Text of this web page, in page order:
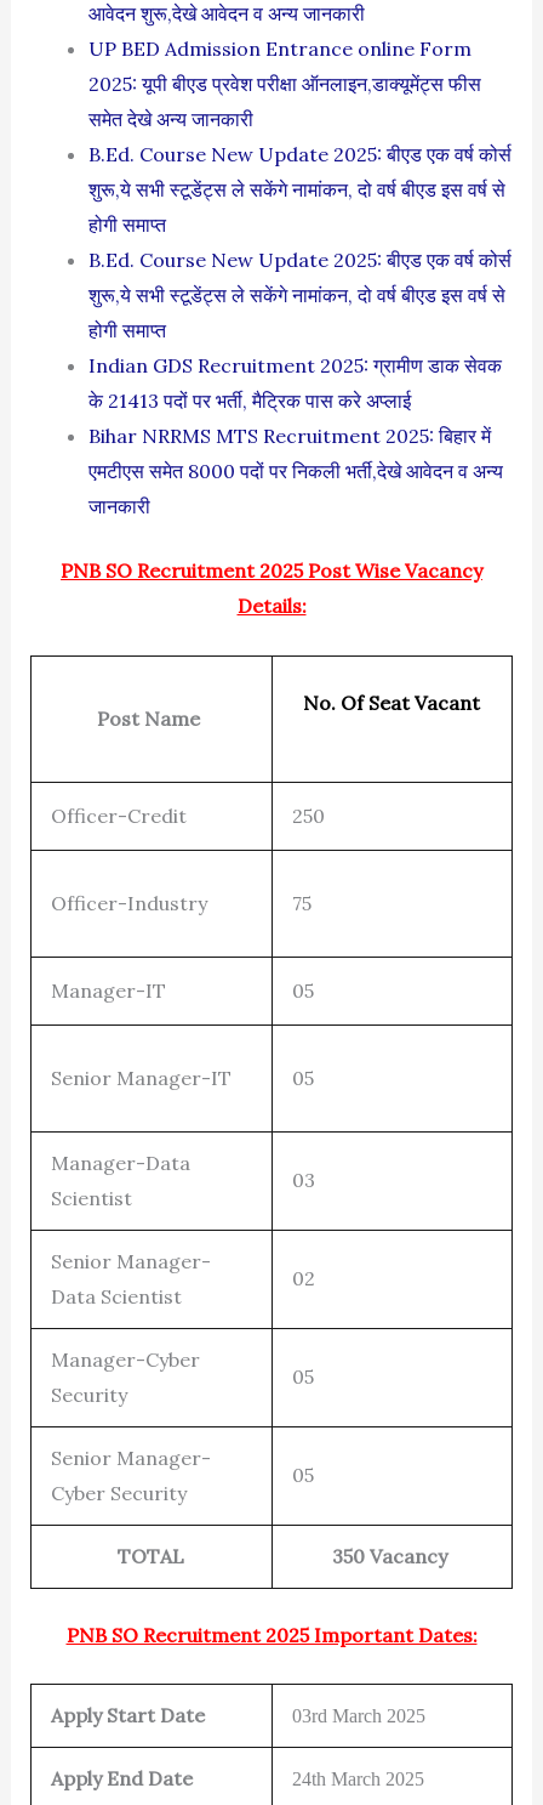
आवेदन शुरू,देखे आवेदन व अन्य जानकारी
UP BED Admission Entrance online Form
2025: यूपी बीएड प्रवेश परीक्षा ऑनलाइन,डाक्यूमेंट्स फीस
समेत देखे अन्य जानकारी
B.Ed. Course New Update 2025: बीएड एक वर्ष कोर्स
शुरू,ये सभी स्टूडेंट्स ले सकेंगे नामांकन, दो वर्ष बीएड इस वर्ष से
होगी समाप्त
B.Ed. Course New Update 2025: बीएड एक वर्ष कोर्स
शुरू,ये सभी स्टूडेंट्स ले सकेंगे नामांकन, दो वर्ष बीएड इस वर्ष से
होगी समाप्त
Indian GDS Recruitment 2025: ग्रामीण डाक सेवक
के 21413 पदों पर भर्ती, मैट्रिक पास करे अप्लाई
Bihar NRRMS MTS Recruitment 2025: बिहार में
एमटीएस समेत 8000 पदों पर निकली भर्ती,देखे आवेदन व अन्य
जानकारी
PNB SO Recruitment 2025 Post Wise Vacancy
Details:
Post Name
No. Of Seat Vacant
Officer-Credit 250
Officer-Industry 75
Manager-IT 05
Senior Manager-IT 05
Manager-Data
Scientist
03
Senior Manager-
Data Scientist
02
Manager-Cyber
Security
05
Senior Manager-
Cyber Security
05
TOTAL 350 Vacancy
PNB SO Recruitment 2025 Important Dates:
Apply Start Date 03rd March 2025
Apply End Date 24th March 2025